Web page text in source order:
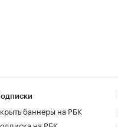
баннеры на РБК
на РБК